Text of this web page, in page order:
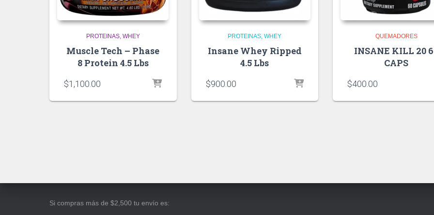
PROTEINAS WHEY
Muscle Tech – Phase
8 Protein 4.5 Lbs
$1,100.00
PROTEINAS WHEY
Insane Whey Ripped
4.5 Lbs
$900.00
QUEMADORES
INSANE KILL 20
CAPS
$400.00
Si compras más de $2,500 tu envío es: